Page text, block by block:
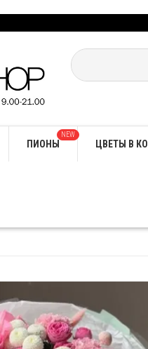
ПИОНЫ
NEW
ЦВЕТЫ В